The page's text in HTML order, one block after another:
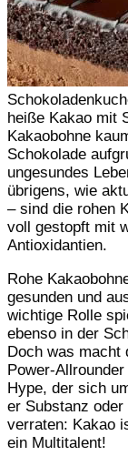
heiße Kakao mit
Kakaobohne
Schokolade
ungesundes
übrigens, wie
– sind die rohen
voll gestopft mit
Antioxidantien.
Rohe
gesunden und
wichtige Rolle
ebenso in der
Doch was macht
Power-
Hype, der sich
er Substanz
verraten: Kakao
ein Multitalent!